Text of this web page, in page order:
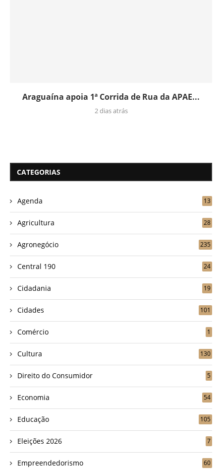
Araguaína apoia 1ª Corrida de Rua da APAE...
2 dias atrás
CATEGORIAS
Agenda 13
Agricultura 28
Agronegócio 235
Central 190 24
Cidadania 19
Cidades 101
Comércio 1
Cultura 130
Direito do Consumidor 5
Economia 54
Educação 105
Eleições 2026 7
Empreendedorismo 60